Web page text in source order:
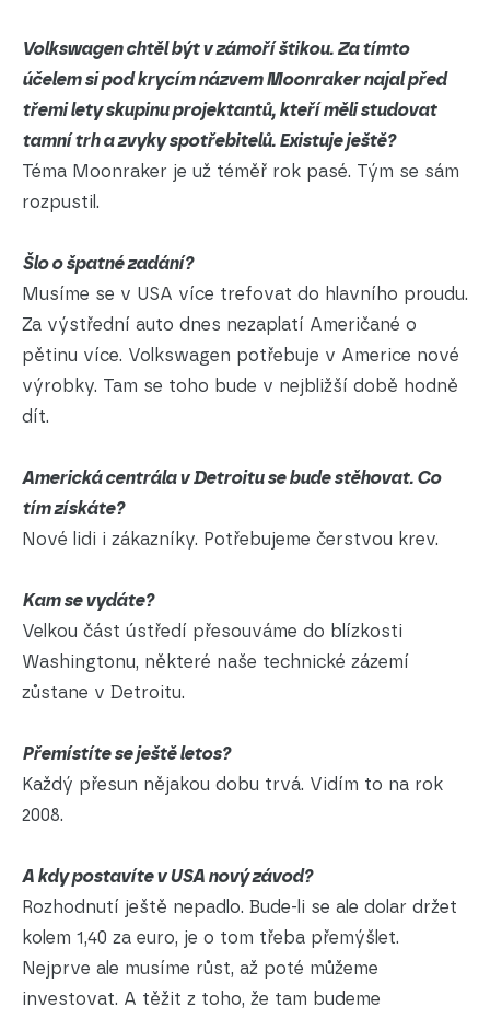
Volkswagen chtěl být v zámoří štikou. Za tímto
účelem si pod krycím názvem Moonraker najal před
třemi lety skupinu projektantů, kteří měli studovat
tamní trh a zvyky spotřebitelů. Existuje ještě?
Téma Moonraker je už téměř rok pasé. Tým se sám
rozpustil.
Šlo o špatné zadání?
Musíme se v USA více trefovat do hlavního proudu.
Za výstřední auto dnes nezaplatí Američané o
pětinu více. Volkswagen potřebuje v Americe nové
výrobky. Tam se toho bude v nejbližší době hodně
dít.
Americká centrála v Detroitu se bude stěhovat. Co
tím získáte?
Nové lidi i zákazníky. Potřebujeme čerstvou krev.
Kam se vydáte?
Velkou část ústředí přesouváme do blízkosti
Washingtonu, některé naše technické zázemí
zůstane v Detroitu.
Přemístíte se ještě letos?
Každý přesun nějakou dobu trvá. Vidím to na rok
2008.
A kdy postavíte v USA nový závod?
Rozhodnutí ještě nepadlo. Bude-li se ale dolar držet
kolem 1,40 za euro, je o tom třeba přemýšlet.
Nejprve ale musíme růst, až poté můžeme
investovat. A těžit z toho, že tam budeme